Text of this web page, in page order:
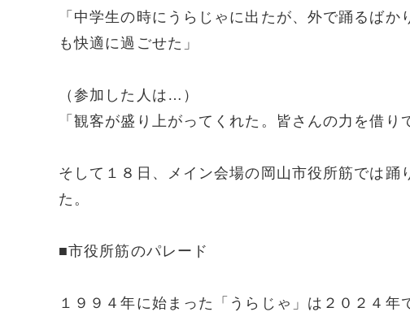
「中学生の時にうらじゃに出たが、外で踊るば
も快適に過ごせた」
（参加した人は…）
「観客が盛り上がってくれた。皆さんの力を借り
そして１８日、メイン会場の岡山市役所筋では
た。
■市役所筋のパレード
１９９４年に始まった「うらじゃ」は２０２４